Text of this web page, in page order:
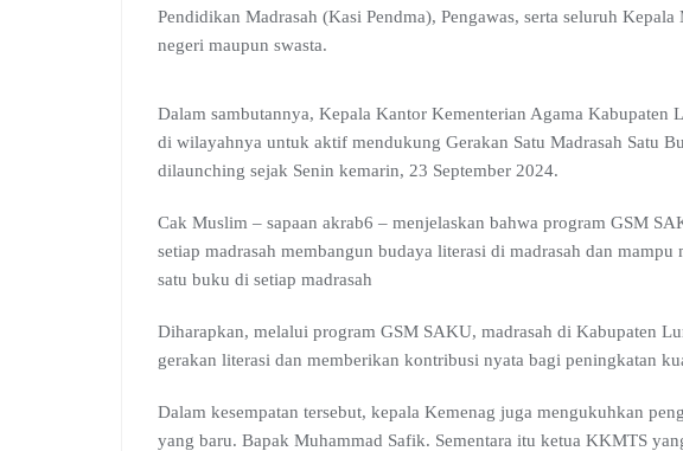
Pendidikan Madrasah (Kasi Pendma), Pengawas, serta seluruh
negeri maupun swasta.
Dalam sambutannya, Kepala Kantor Kementerian Agama Kabupaten
di wilayahnya untuk aktif mendukung Gerakan Satu Madrasah Satu
dilaunching sejak Senin kemarin, 23 September 2024.
Cak Muslim – sapaan akrab6 – menjelaskan bahwa program GSM
setiap madrasah membangun budaya literasi di madrasah dan
satu buku di setiap madrasah
Diharapkan, melalui program GSM SAKU, madrasah di Kabupaten
gerakan literasi dan memberikan kontribusi nyata bagi peningkatan
Dalam kesempatan tersebut, kepala Kemenag juga mengukuhkan
yang baru. Bapak Muhammad Safik. Sementara itu ketua KKMTS